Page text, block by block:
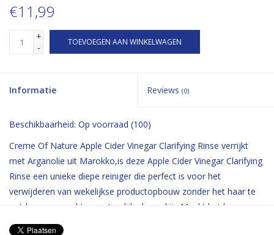
€11,99
+
-
TOEVOEGEN AAN WINKELWAGEN
Informatie Reviews (0)
Beschikbaarheid: Op voorraad (100)
Creme Of Nature Apple Cider Vinegar Clarifying Rinse verrijkt
met Arganolie uit Marokko,is deze Apple Cider Vinegar Clarifying
Rinse een unieke diepe reiniger die perfect is voor het
verwijderen van wekelijkse productopbouw zonder het haar te
ontdoen van vocht en natuurlijke haaroliën.Maakt het haar
gladder, zachter en voegt glans toe.Beschermt de natuurlijke